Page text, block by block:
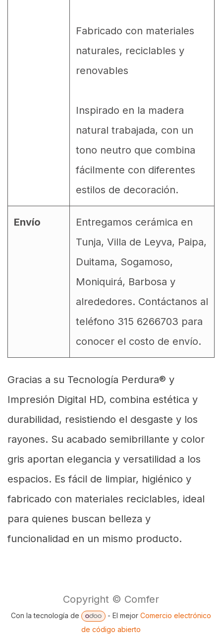
Fabricado con materiales
naturales, reciclables y
renovables
Inspirado en la madera
natural trabajada, con un
tono neutro que combina
fácilmente con diferentes
estilos de decoración.
Envío
Entregamos cerámica en
Tunja, Villa de Leyva, Paipa,
Duitama, Sogamoso,
Moniquirá, Barbosa y
alrededores. Contáctanos al
teléfono 315 6266703 para
conocer el costo de envío.
Gracias a su Tecnología Perdura® y
Impresión Digital HD, combina estética y
durabilidad, resistiendo el desgaste y los
rayones. Su acabado semibrillante y color
gris aportan elegancia y versatilidad a los
espacios. Es fácil de limpiar, higiénico y
fabricado con materiales reciclables, ideal
para quienes buscan belleza y
funcionalidad en un mismo producto.
Copyright © Comfer
Con la tecnología de - El mejor Comercio electrónico
de código abierto